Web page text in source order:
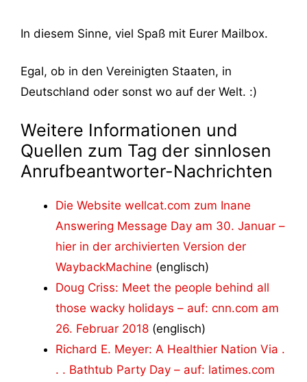
In diesem Sinne, viel Spaß mit Eurer Mailbox.
Egal, ob in den Vereinigten Staaten, in
Deutschland oder sonst wo auf der Welt. :)
Weitere Informationen und
Quellen zum Tag der sinnlosen
Anrufbeantworter-Nachrichten
Die Website wellcat.com zum Inane
Answering Message Day am 30. Januar –
hier in der archivierten Version der
WaybackMachine (englisch)
Doug Criss: Meet the people behind all
those wacky holidays – auf: cnn.com am
26. Februar 2018 (englisch)
Richard E. Meyer: A Healthier Nation Via .
. . Bathtub Party Day – auf: latimes.com